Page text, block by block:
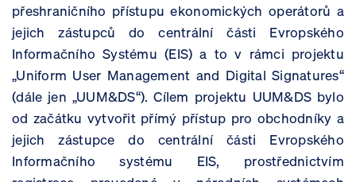
přeshraničního přístupu ekonomických operátorů a
jejich zástupců do centrální části Evropského
Informačního Systému (EIS) a to v rámci projektu
„Uniform User Management and Digital Signatures“
(dále jen „UUM&DS“). Cílem projektu UUM&DS bylo
od začátku vytvořit přímý přístup pro obchodníky a
jejich zástupce do centrální části Evropského
Informačního systému EIS, prostřednictvím